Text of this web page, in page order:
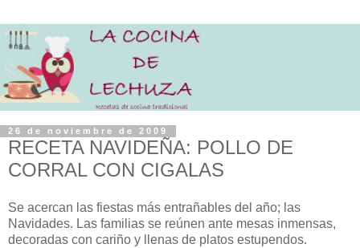
26 de noviembre de 2009
RECETA NAVIDEÑA: POLLO DE
CORRAL CON CIGALAS
Se acercan las fiestas más entrañables del año; las
Navidades. Las familias se reúnen ante mesas inmensas,
decoradas con cariño y llenas de platos estupendos.